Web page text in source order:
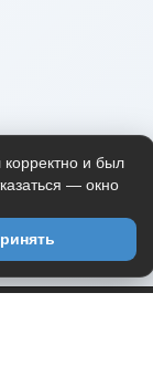
и был
— окно